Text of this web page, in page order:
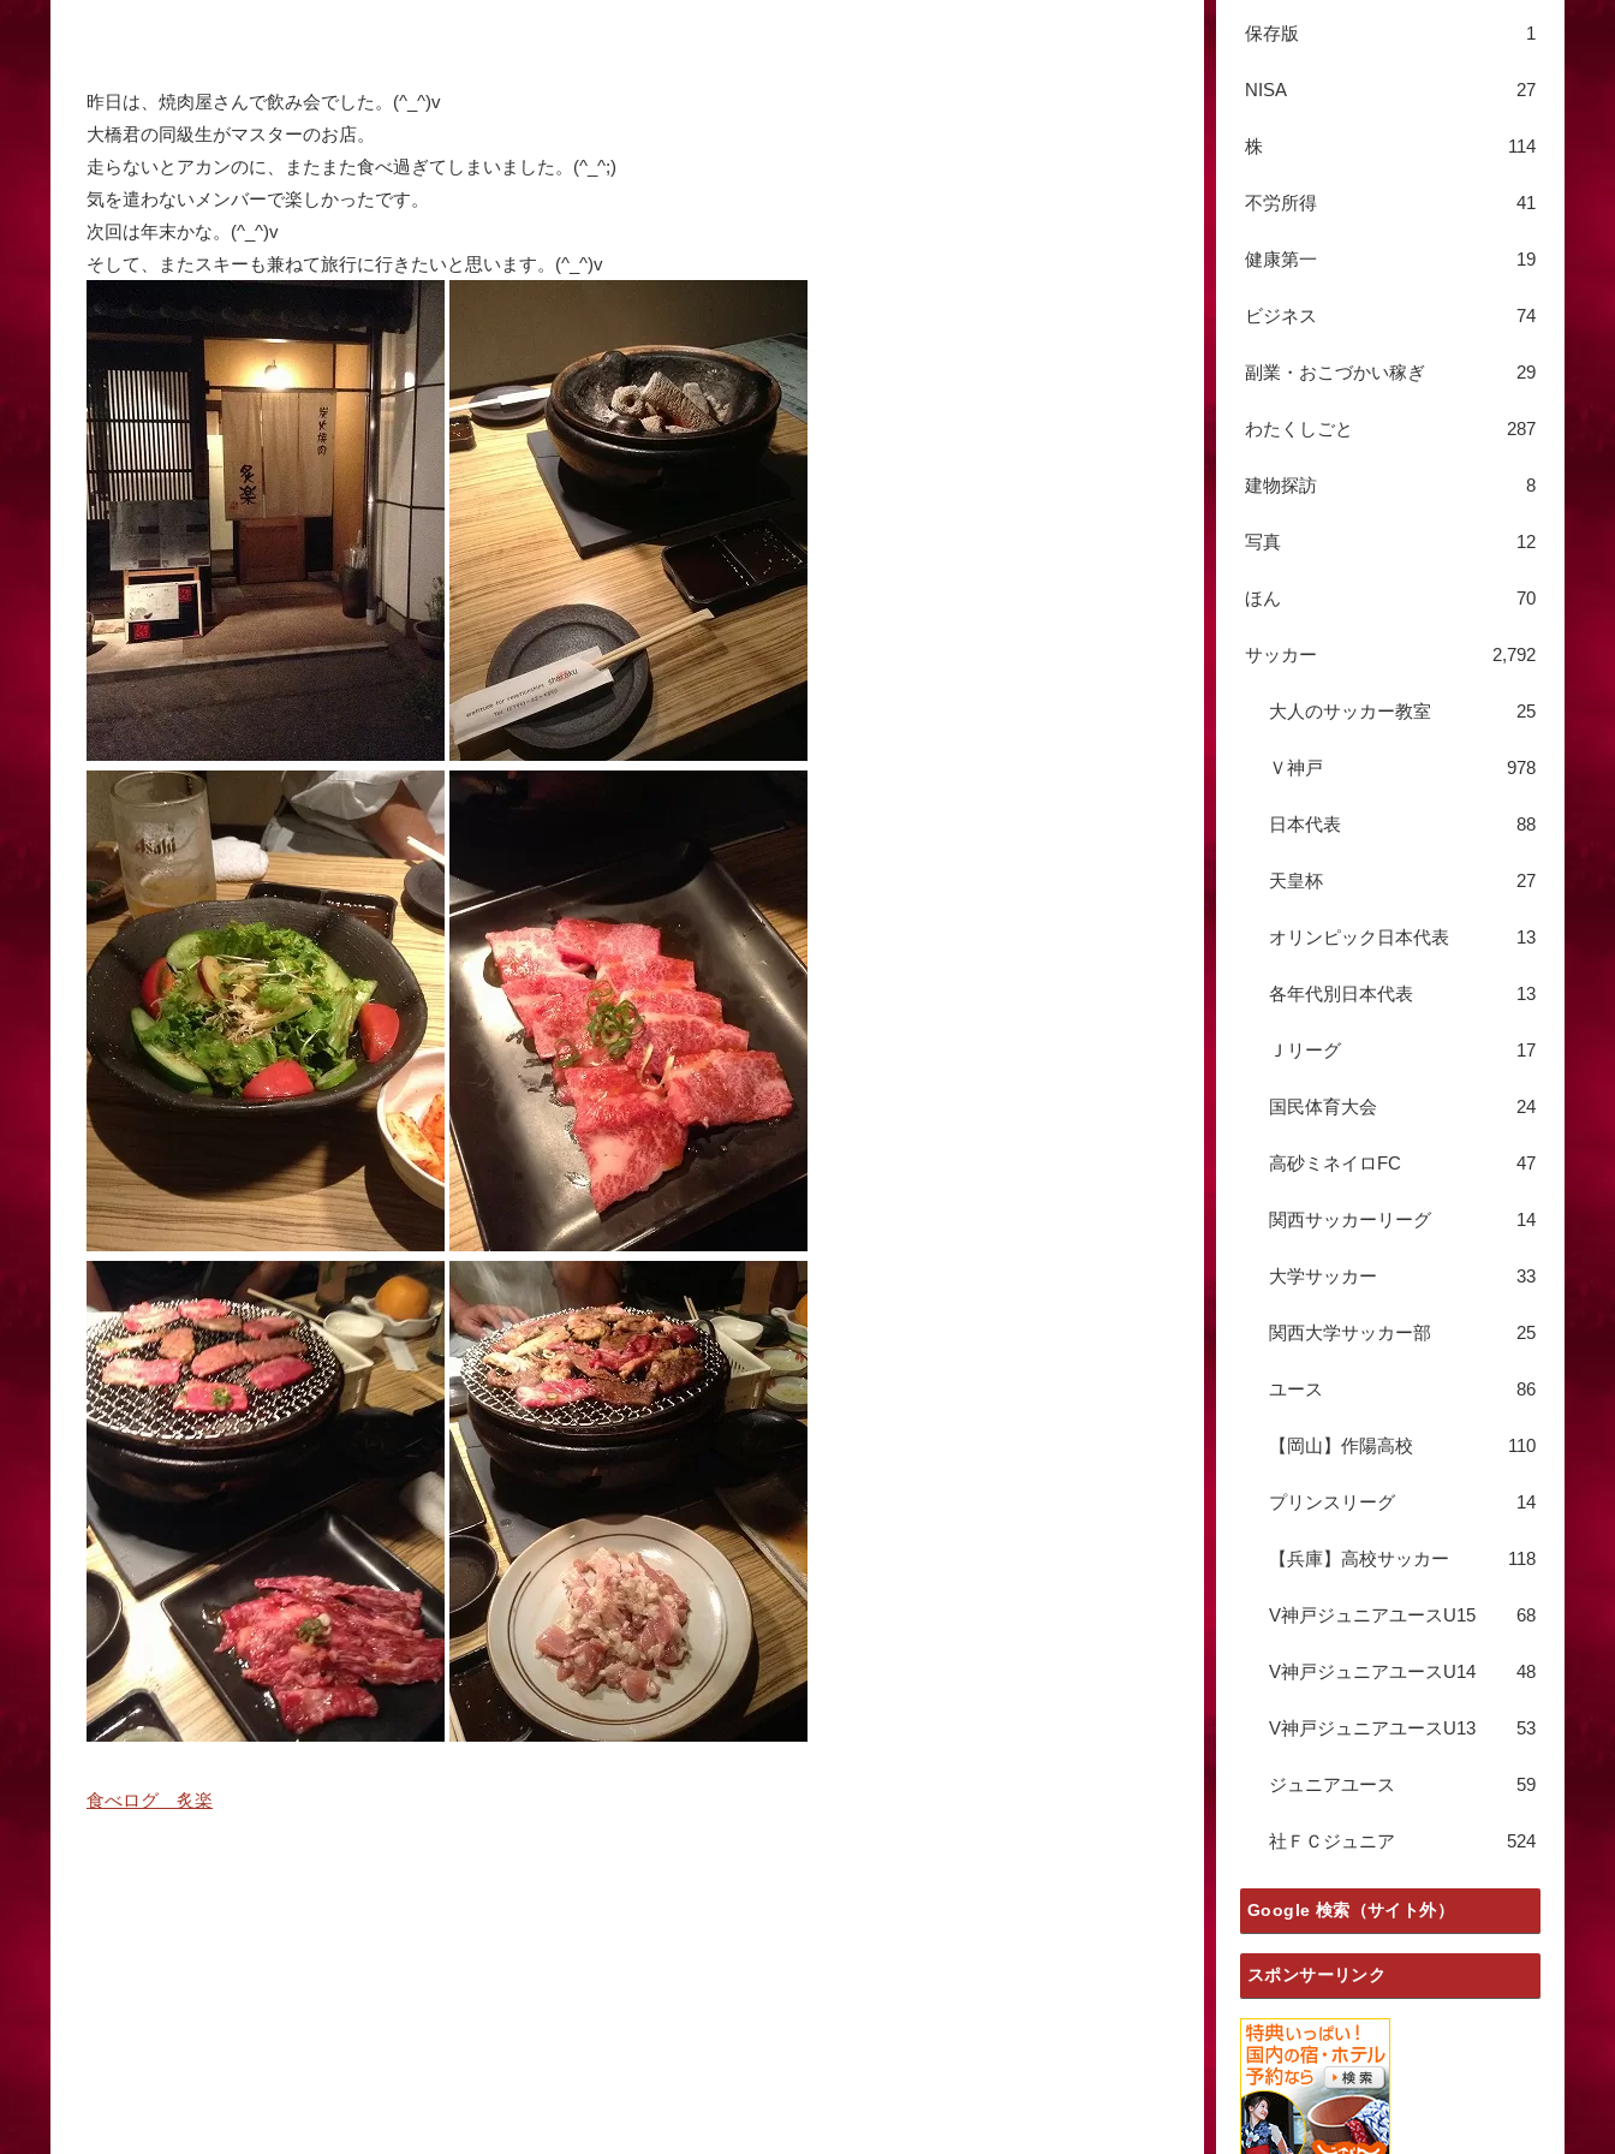
昨日は、焼肉屋さんで飲み会でした。(^_^)v
大橋君の同級生がマスターのお店。
走らないとアカンのに、またまた食べ過ぎてしまいました。(^_^;)
気を遣わないメンバーで楽しかったです。
次回は年末かな。(^_^)v
そして、またスキーも兼ねて旅行に行きたいと思います。(^_^)v
食べログ 炙楽
保存版 1
NISA 27
株 114
不労所得 41
健康第一 19
ビジネス 74
副業・おこづかい稼ぎ 29
わたくしごと 287
建物探訪 8
写真 12
ほん 70
サッカー 2,792
大人のサッカー教室 25
Ｖ神戸 978
日本代表 88
天皇杯 27
オリンピック日本代表 13
各年代別日本代表 13
Ｊリーグ 17
国民体育大会 24
高砂ミネイロFC 47
関西サッカーリーグ 14
大学サッカー 33
関西大学サッカー部 25
ユース 86
【岡山】作陽高校 110
プリンスリーグ 14
【兵庫】高校サッカー 118
V神戸ジュニアユースU15 68
V神戸ジュニアユースU14 48
V神戸ジュニアユースU13 53
ジュニアユース 59
社ＦＣジュニア 524
Google 検索（サイト外）
スポンサーリンク